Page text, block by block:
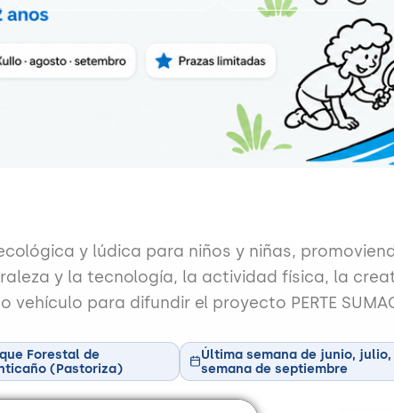
y lúdica para niños y niñas,
y la tecnología, la actividad física, la
para difundir el proyecto PERTE
Forestal de
(Pastoriza)
Última semana de junio, julio,
semana de septiembre